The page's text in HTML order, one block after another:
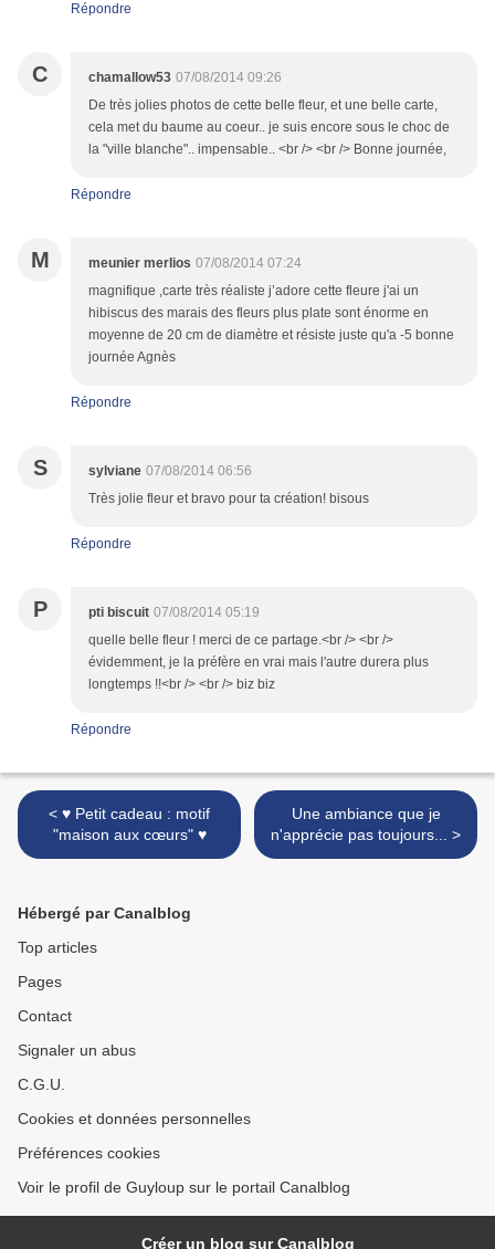
Répondre
C chamallow53 07/08/2014 09:26
De très jolies photos de cette belle fleur, et une belle carte,
cela met du baume au coeur.. je suis encore sous le choc de
la "ville blanche".. impensable.. <br /> <br /> Bonne journée,
Répondre
M meunier merlios 07/08/2014 07:24
magnifique ,carte très réaliste j’adore cette fleure j'ai un
hibiscus des marais des fleurs plus plate sont énorme en
moyenne de 20 cm de diamètre et résiste juste qu'a -5 bonne
journée Agnès
Répondre
S sylviane 07/08/2014 06:56
Très jolie fleur et bravo pour ta création! bisous
Répondre
P pti biscuit 07/08/2014 05:19
quelle belle fleur ! merci de ce partage.<br /> <br />
évidemment, je la préfère en vrai mais l'autre durera plus
longtemps !!<br /> <br /> biz biz
Répondre
< ♥ Petit cadeau : motif
"maison aux cœurs" ♥
Une ambiance que je
n'apprécie pas toujours... >
Hébergé par Canalblog
Top articles
Pages
Contact
Signaler un abus
C.G.U.
Cookies et données personnelles
Préférences cookies
Voir le profil de Guyloup sur le portail Canalblog
Créer un blog sur Canalblog